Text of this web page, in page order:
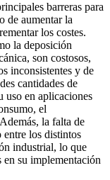
barreras para
de aumentar la
los costes.
la deposición
son costosos,
inconsistentes y de
cantidades de
uso en aplicaciones
el
la falta de
entre los distintos
industrial, lo que
su implementación